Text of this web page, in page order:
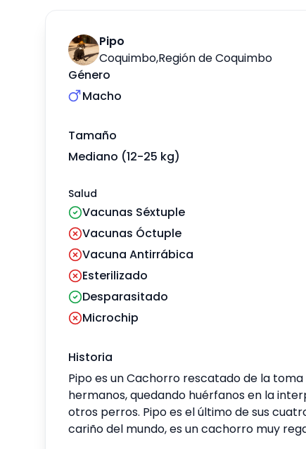
Pipo
Coquimbo,Región de Coquimbo
Género
Macho
Tamaño
Mediano (12-25 kg)
Salud
Vacunas Séxtuple
Vacunas Óctuple
Vacuna Antirrábica
Esterilizado
Desparasitado
Microchip
Historia
Pipo es un Cachorro rescatado de la
hermanos, quedando huérfanos en la
otros perros. Pipo es el último de sus
cariño del mundo, es un cachorro muy